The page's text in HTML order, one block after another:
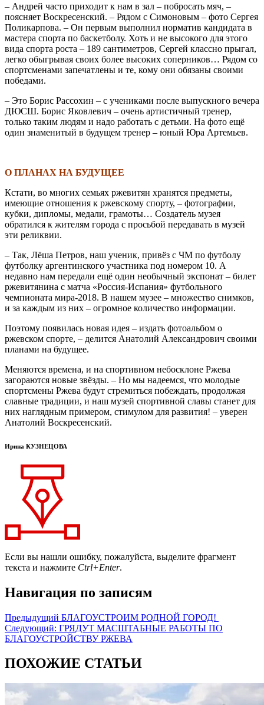
– Андрей часто приходит к нам в зал – побросать мяч, –
поясняет Воскресенский. – Рядом с Симоновым – фото Сергея
Поликарпова. – Он первым выполнил норматив кандидата в
мастера спорта по баскетболу. Хоть и не высокого для этого
вида спорта роста – 189 сантиметров, Сергей классно прыгал,
легко обыгрывая своих более высоких соперников… Рядом со
спортсменами запечатлены и те, кому они обязаны своими
победами.
– Это Борис Рассохин – с учениками после выпускного вечера
ДЮСШ. Борис Яковлевич – очень артистичный тренер,
только таким людям и надо работать с детьми. На фото ещё
один знаменитый в будущем тренер – юный Юра Артемьев.
О ПЛАНАХ НА БУДУЩЕЕ
Кстати, во многих семьях ржевитян хранятся предметы,
имеющие отношения к ржевскому спорту, – фотографии,
кубки, дипломы, медали, грамоты… Создатель музея
обратился к жителям города с просьбой передавать в музей
эти реликвии.
– Так, Лёша Петров, наш ученик, привёз с ЧМ по футболу
футболку аргентинского участника под номером 10. А
недавно нам передали ещё один необычный экспонат – билет
ржевитянина с матча «Россия-Испания» футбольного
чемпионата мира-2018. В нашем музее – множество снимков,
и за каждым из них – огромное количество информации.
Поэтому появилась новая идея – издать фотоальбом о
ржевском спорте, – делится Анатолий Александрович своими
планами на будущее.
Меняются времена, и на спортивном небосклоне Ржева
загораются новые звёзды. – Но мы надеемся, что молодые
спортсмены Ржева будут стремиться побеждать, продолжая
славные традиции, и наш музей спортивной славы станет для
них наглядным примером, стимулом для развития! – уверен
Анатолий Воскресенский.
Ирина КУЗНЕЦОВА
Если вы нашли ошибку, пожалуйста, выделите фрагмент
текста и нажмите Ctrl+Enter.
Навигация по записям
Предыдущий БЛАГОУСТРОИМ РОДНОЙ ГОРОД!
Следующий: ГРЯДУТ МАСШТАБНЫЕ РАБОТЫ ПО
БЛАГОУСТРОЙСТВУ РЖЕВА
ПОХОЖИЕ СТАТЬИ